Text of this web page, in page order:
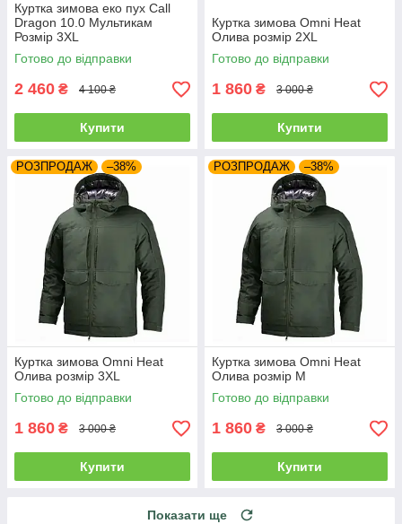
Куртка зимова еко пух Call
Dragon 10.0 Мультикам
Розмір 3XL
Готово до відправки
2 460 ₴ 4 100 ₴
Купити
Куртка зимова Omni Heat
Олива розмір 2XL
Готово до відправки
1 860 ₴ 3 000 ₴
Купити
РОЗПРОДАЖ –38%
Куртка зимова Omni Heat
Олива розмір 3XL
Готово до відправки
1 860 ₴ 3 000 ₴
Купити
РОЗПРОДАЖ –38%
Куртка зимова Omni Heat
Олива розмір M
Готово до відправки
1 860 ₴ 3 000 ₴
Купити
Показати ще